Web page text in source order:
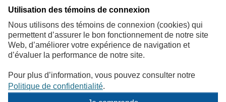
Utilisation des témoins de connexion
Nous utilisons des témoins de connexion (cookies) qui
permettent d’assurer le bon fonctionnement de notre site
Web, d’améliorer votre expérience de navigation et
d’évaluer la performance de notre site.
Pour plus d’information, vous pouvez consulter notre
Politique de confidentialité.
À propos Accessibilité Plan du site
Consignes de sécurité